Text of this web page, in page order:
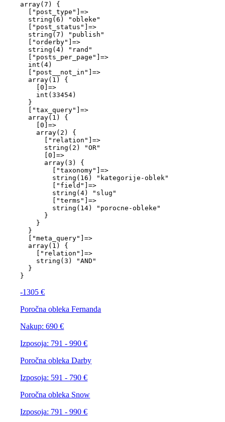
array(7) {
  ["post_type"]=>
  string(6) "obleke"
  ["post_status"]=>
  string(7) "publish"
  ["orderby"]=>
  string(4) "rand"
  ["posts_per_page"]=>
  int(4)
  ["post__not_in"]=>
  array(1) {
    [0]=>
    int(33454)
  }
  ["tax_query"]=>
  array(1) {
    [0]=>
    array(2) {
      ["relation"]=>
      string(2) "OR"
      [0]=>
      array(3) {
        ["taxonomy"]=>
        string(16) "kategorije-oblek"
        ["field"]=>
        string(4) "slug"
        ["terms"]=>
        string(14) "porocne-obleke"
      }
    }
  }
  ["meta_query"]=>
  array(1) {
    ["relation"]=>
    string(3) "AND"
  }
-1305 €
Poročna obleka Fernanda
Nakup:690 €
Izposoja: 791 - 990 €
Poročna obleka Darby
Izposoja: 591 - 790 €
Poročna obleka Snow
Izposoja: 791 - 990 €